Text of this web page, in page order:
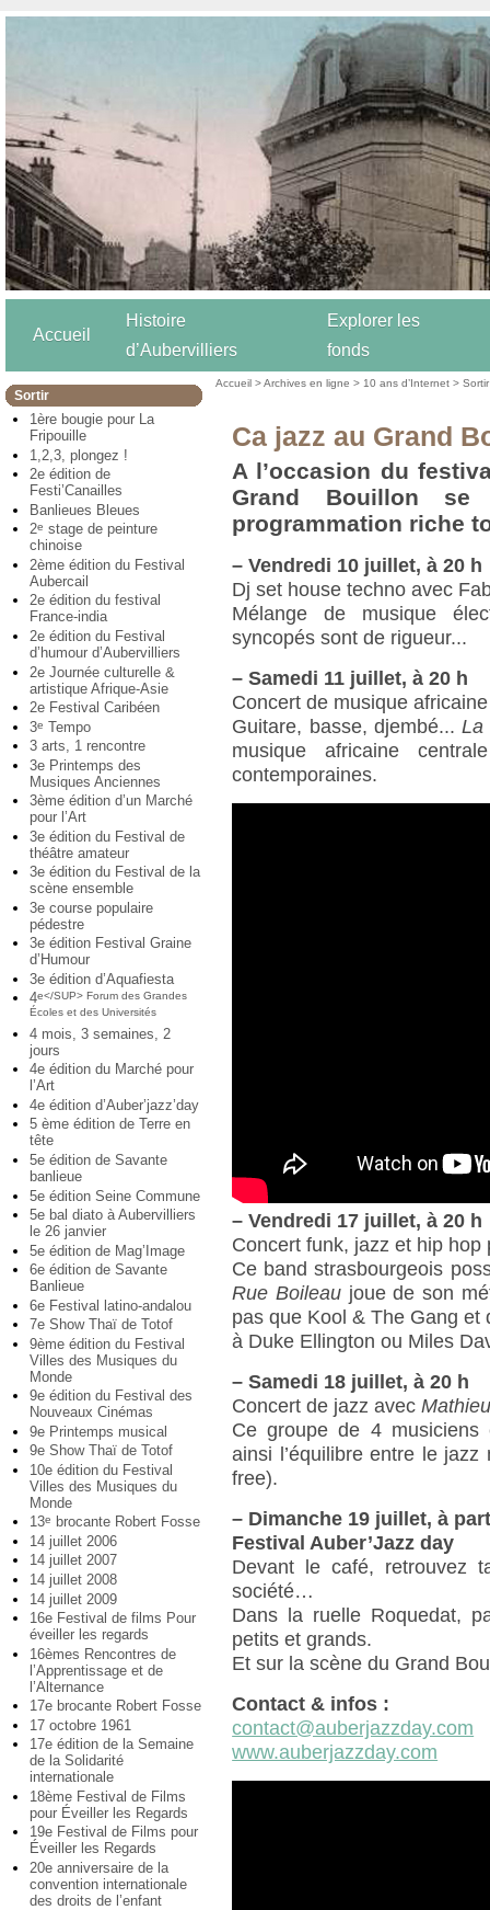
Accueil
Histoire
d’Aubervilliers
Explorer les
fonds
Sortir
1ère bougie pour La
Fripouille
1,2,3, plongez !
2e édition de
Festi’Canailles
Banlieues Bleues
2e stage de peinture
chinoise
2ème édition du Festival
Aubercail
2e édition du festival
France-india
2e édition du Festival
d’humour d’Aubervilliers
2e Journée culturelle &
artistique Afrique-Asie
2e Festival Caribéen
3e Tempo
3 arts, 1 rencontre
3e Printemps des
Musiques Anciennes
3ème édition d’un Marché
pour l’Art
3e édition du Festival de
théâtre amateur
3e édition du Festival de la
scène ensemble
3e course populaire
pédestre
3e édition Festival Graine
d’Humour
3e édition d’Aquafiesta
4e</SUP> Forum des Grandes
Écoles et des Universités
4 mois, 3 semaines, 2
jours
4e édition du Marché pour
l’Art
4e édition d’Auber’jazz’day
5 ème édition de Terre en
tête
5e édition de Savante
banlieue
5e édition Seine Commune
5e bal diato à Aubervilliers
le 26 janvier
5e édition de Mag’Image
6e édition de Savante
Banlieue
6e Festival latino-andalou
7e Show Thaï de Totof
9ème édition du Festival
Villes des Musiques du
Monde
9e édition du Festival des
Nouveaux Cinémas
9e Printemps musical
9e Show Thaï de Totof
10e édition du Festival
Villes des Musiques du
Monde
13e
brocante Robert Fosse
14 juillet 2006
14 juillet 2007
14 juillet 2008
14 juillet 2009
16e Festival de films Pour
éveiller les regards
16èmes Rencontres de
l’Apprentissage et de
l’Alternance
17e brocante Robert Fosse
17 octobre 1961
17e édition de la Semaine
de la Solidarité
internationale
18ème Festival de Films
pour Éveiller les Regards
19e Festival de Films pour
Éveiller les Regards
20e anniversaire de la
convention internationale
des droits de l’enfant
Accueil >Archives en ligne > 10 ans d’Internet >Sortir
Ca jazz au Grand
A l’occasion du
Grand Bouillon se
programmation riche
– Vendredi 10 juillet, à 20 h
Dj set house techno avec
Mélange de musique
syncopés sont de rigueur...
– Samedi 11 juillet, à 20 h
Concert de musique
Guitare, basse, djembé...La
musique africaine
contemporaines.
– Vendredi 17 juillet, à 20 h
Concert funk, jazz et hip
Ce band strasbourgeois
Rue Boileaujoue de son
pas que Kool & The Gang
à Duke Ellington ou Miles
– Samedi 18 juillet, à 20 h
Concert de jazz avec
Ce groupe de 4 musiciens
ainsi l’équilibre entre le
free).
– Dimanche 19 juillet, à
Festival Auber’Jazz day
Devant le café, retrouvez
société…
Dans la ruelle Roquedat,
petits et grands.
Et sur la scène du Grand
Contact & infos :
contact@auberjazzday.com
www.auberjazzday.com